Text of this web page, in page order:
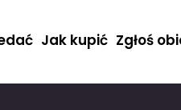
Jak kupić Zgłoś